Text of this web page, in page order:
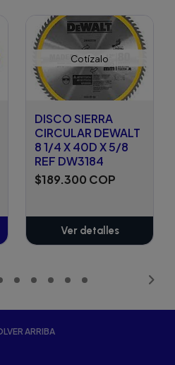
Cotízalo
DISCO SIERRA
CIRCULAR DEWALT
8 1/4 X 40D X 5/8
REF DW3184
$189.300 COP
Ver detalles
ARRIBA